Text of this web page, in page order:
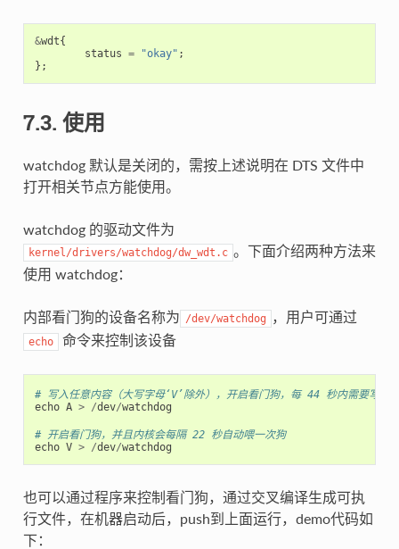
&wdt{
status = "okay" ;
};
7.3. 使用
watchdog 默认是关闭的，需按上述说明在 DTS 文件中
打开相关节点方能使用。
watchdog 的驱动文件为
kernel/drivers/watchdog/dw_wdt.c 。下面介绍两种方法来
使用 watchdog：
内部看门狗的设备名称为 /dev/watchdog ，用户可通过
echo 命令来控制该设备
# 写入任意内容（大写字母‘V’除外），开启看门狗，每 44 秒内需要写入
echo A > /dev/watchdog
# 开启看门狗，并且内核会每隔 22 秒自动喂一次狗
echo V > /dev/watchdog
也可以通过程序来控制看门狗，通过交叉编译生成可执
行文件，在机器启动后，push到上面运行，demo代码如
下：